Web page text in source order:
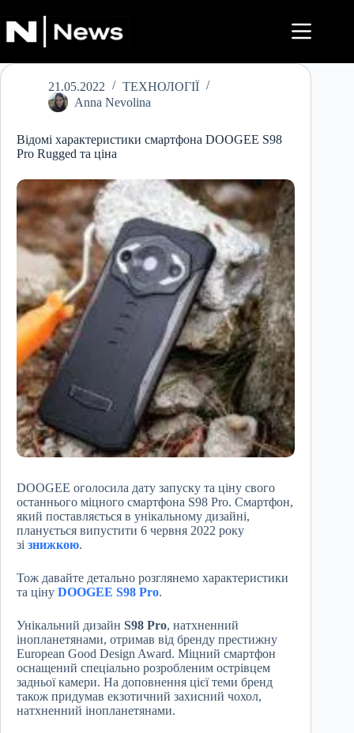
до
вмісту
21.05.2022
ТЕХНОЛОГІЇ
Anna Nevolina
Відомі характеристики смартфона DOOGEE S98
Pro Rugged та ціна
DOOGEE оголосила дату запуску та ціну свого
останнього міцного смартфона S98 Pro. Смартфон,
який поставляється в унікальному дизайні,
планується випустити 6 червня 2022 року
зі знижкою.
Тож давайте детально розглянемо характеристики
та ціну DOOGEE S98 Pro.
Унікальний дизайн S98 Pro, натхненний
інопланетянами, отримав від бренду престижну
European Good Design Award. Міцний смартфон
оснащений спеціально розробленим острівцем
задньої камери. На доповнення цієї теми бренд
також придумав екзотичний захисний чохол,
натхненний інопланетянами.